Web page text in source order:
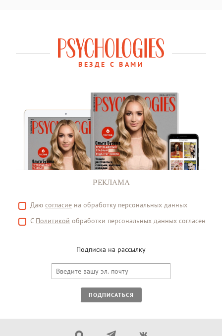
ВЕЗДЕ С ВАМИ
РЕКЛАМА
Даю согласие на обработку персональных данных
С Политикой обработки персональных данных согласен
Подписка на рассылку
ПОДПИСАТЬСЯ